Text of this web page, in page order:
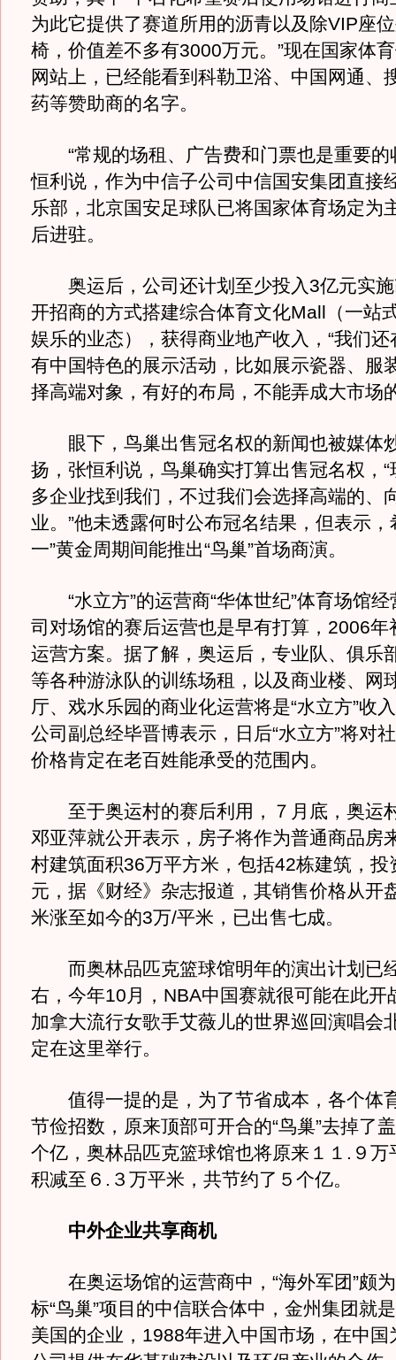
为此它提供了赛道所用的沥青以及除VIP座
椅，价值差不多有3000万元。”现在国家体
网站上，已经能看到科勒卫浴、中国网通、
药等赞助商的名字。
“常规的场租、广告费和门票也是重要的
恒利说，作为中信子公司中信国安集团直接
乐部，北京国安足球队已将国家体育场定为
后进驻。
奥运后，公司还计划至少投入3亿元实施
开招商的方式搭建综合体育文化Mall（一站
娱乐的业态），获得商业地产收入，“我们
有中国特色的展示活动，比如展示瓷器、服
择高端对象，有好的布局，不能弄成大市场
眼下，鸟巢出售冠名权的新闻也被媒体
扬，张恒利说，鸟巢确实打算出售冠名权，
多企业找到我们，不过我们会选择高端的、
业。”他未透露何时公布冠名结果，但表示，
一”黄金周期间能推出“鸟巢”首场商演。
“水立方”的运营商“华体世纪”体育场馆经
司对场馆的赛后运营也是早有打算，2006年
运营方案。据了解，奥运后，专业队、俱乐
等各种游泳队的训练场租，以及商业楼、网
厅、戏水乐园的商业化运营将是“水立方”收
公司副总经毕晋博表示，日后“水立方”将对
价格肯定在老百姓能承受的范围内。
至于奥运村的赛后利用，７月底，奥运
邓亚萍就公开表示，房子将作为普通商品房
村建筑面积36万平方米，包括42栋建筑，投
元，据《财经》杂志报道，其销售价格从开
米涨至如今的3万/平米，已出售七成。
而奥林品匹克篮球馆明年的演出计划已
右，今年10月，NBA中国赛就很可能在此开
加拿大流行女歌手艾薇儿的世界巡回演唱会
定在这里举行。
值得一提的是，为了节省成本，各个体
节俭招数，原来顶部可开合的“鸟巢”去掉了
个亿，奥林品匹克篮球馆也将原来１１.９万
积减至６.３万平米，共节约了５个亿。
中外企业共享商机
在奥运场馆的运营商中，“海外军团”颇
标“鸟巢”项目的中信联合体中，金州集团就
美国的企业，1988年进入中国市场，在中国